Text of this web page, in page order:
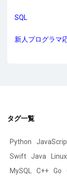
SQL
新人プログラマ
タグ一覧
Python
Swift
Java Linux
MySQL
C++ Go